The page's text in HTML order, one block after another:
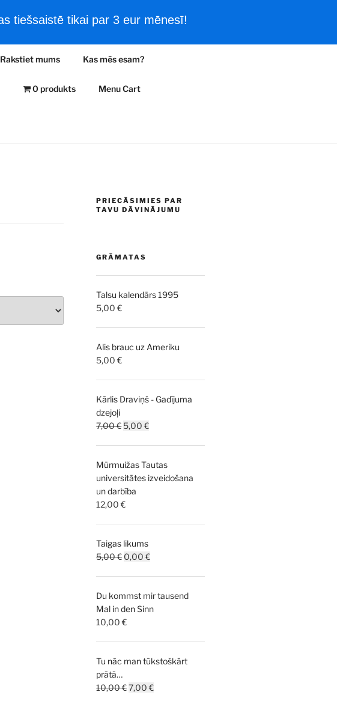
tiešsaistē tikai par 3 eur mēnesī!
Filmas un vēsturiski kadri
Rakstiet mums Kas mēs esam?
0 produkts Menu Cart
PRIECĀSIMIES PAR
TAVU DĀVINĀJUMU
GRĀMATAS
Talsu kalendārs 1995
5,00€
Alis brauc uz Ameriku
5,00€
Kārlis Draviņš - Gadījuma
dzejoļi
7,00€ Original
7,00 €.
5,00€Current
5,00 €.
Mūrmuižas Tautas
universitātes izveidošana
un darbība
12,00€
Taigas likums
5,00€ Original
5,00 €.
0,00€Current
0,00 €.
Du kommst mir tausend
Mal in den Sinn
10,00€
Tu nāc man tūkstoškārt
prātā…
10,00€Original
7,00€Current